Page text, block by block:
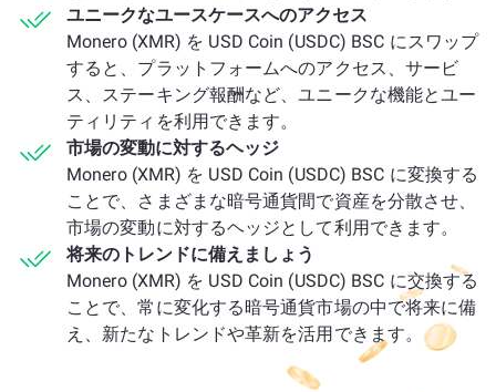
ユニークなユースケースへのアクセス
Monero (XMR) を USD Coin (USDC) BSC にスワップ
すると、プラットフォームへのアクセス、サービ
ス、ステーキング報酬など、ユニークな機能とユー
ティリティを利用できます。
市場の変動に対するヘッジ
Monero (XMR) を USD Coin (USDC) BSC に変換する
ことで、さまざまな暗号通貨間で資産を分散させ、
市場の変動に対するヘッジとして利用できます。
将来のトレンドに備えましょう
Monero (XMR) を USD Coin (USDC) BSC に交換する
ことで、常に変化する暗号通貨市場の中で将来に備
え、新たなトレンドや革新を活用できます。